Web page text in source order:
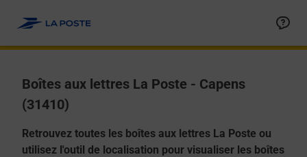
Boîtes aux lettres La Poste - Capens
(31410)
Retrouvez toutes les boîtes aux lettres La Poste ou
utilisez l'outil de localisation pour visualiser les boîtes